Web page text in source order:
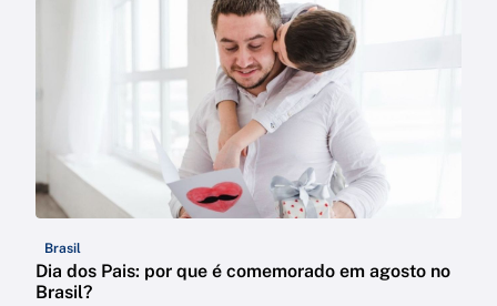
Brasil
Dia dos Pais: por que é comemorado em agosto no
Brasil?